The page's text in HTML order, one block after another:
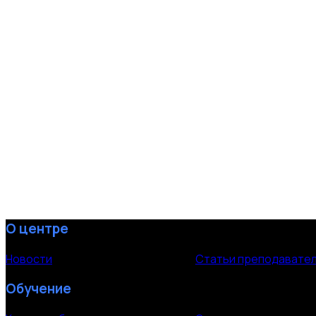
О центре
Новости Статьи
Обучение